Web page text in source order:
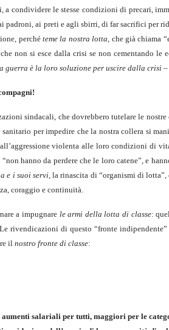
a condividere le stesse condizioni di precari,
padroni, ai preti e agli sbirri, di far sacrifici per
perchéteme la nostra lotta , che già chiama
non si esce dalla crisi se non cementando
guerra è la loro soluzione per uscire dalla crisi –
sindacali, che dovrebbero tutelare le
sanitario per impedire che la nostra collera si
violenta alle loro condizioni di
hanno da perdere che le loro catene”, e
e i suoi servi,la rinascita di “organismi di
coraggio e continuità.
a impugnare le armi della lotta di classe:
rivendicazioni di questo “fronte
il nostro fronte di classe:
salariali per tutti, maggiori per le